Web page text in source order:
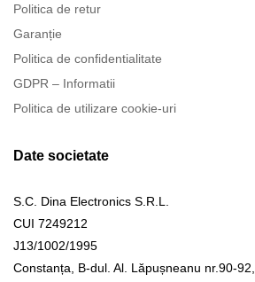
Politica de retur
Garanție
Politica de confidentialitate
GDPR – Informatii
Politica de utilizare cookie-uri
Date societate
S.C. Dina Electronics S.R.L.
CUI 7249212
J13/1002/1995
Constanța, B-dul. Al. Lăpușneanu nr.90-92,